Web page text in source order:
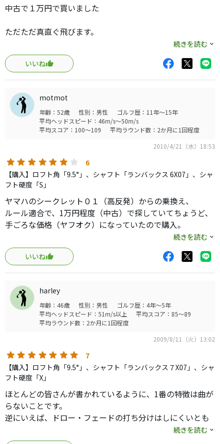
【構えやすさ】
おにぎり型です。私は気になりません。
【CP】
中古相場からしてかなりお安く買えそうです。当時、手が
出なかったランバックスが刺さっていて即決で買いまし
た。
フェードでターゲットを狙い撃つのに最適なドライバー
で、背伸びする事なく使えるドライバーの印象です。
中古で１万円で買いました
ただただ真直ぐ飛びます。
お昼の生ビール大ジョッキ後でも全く問題なし！
オリジナルシャフトのせいか、ロースピンでもちょっと玉
質が軽く
上がりやすい。しかしコースではプレッシャーから開放さ
れるほうが
心の負担が少なく他のショットにもいい効果が出ます。
続きを読む
いいね
motmot
年齢：52歳 性別：男性
ゴルフ歴：11年～15年
平均ヘッドスピード：46m/s～50m/s
平均スコア：100～109
平均ラウンド数：2か月に1回程度
2010/4/21（水）18:53
6
【購入】ロフト角「9.5°」、シャフト「ランバックス 6X07」、シャ
フト硬度「S」
ヤマハのシークレット０１（高反発）からの乗換え、
ルール適合で、1万円程度（中古）で探していてちょうど、
手ごろな価格（ヤフオク）になっていたので購入。
三角の形状も自分的には、あまり違和感はなく逆に今まで
よりも
構えやすくなったような。
他のコメントにもあるように直進性は抜群、曲げても軽い
フェードが出るくらいで、引っ掛けも出ないので、思いっ
きりたたける。
飛距離もシークレット０１と変わらず、２７０ｙｄ前後出
特殊な形状のためか、あまり人気がなさそうだが、ＣＰは
最高だと思います。
続きを読む
いいね
harley
年齢：46歳 性別：男性
ゴルフ歴：4年～5年
平均ヘッドスピード：51m/s以上
平均スコア：85～89
平均ラウンド数：2か月に1回程度
2009/8/11（火）13:02
7
【購入】ロフト角「9.5°」、シャフト「ランバックス７X07」、シャ
フト硬度「X」
ほとんどの皆さんが書かれているように、1番の特徴は曲が
らないことです。
逆にいえば、ドロー・フェードの打ち分けはしにくいとも
続きを読む